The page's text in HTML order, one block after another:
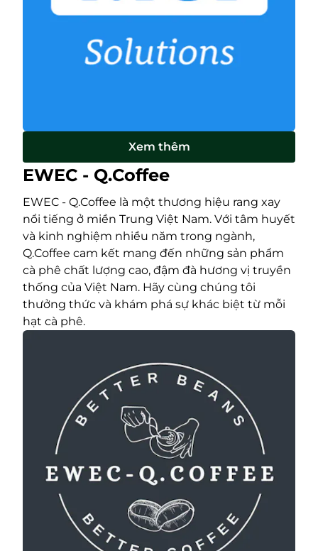
Xem thêm
EWEC - Q.Coffee
EWEC - Q.Coffee là một thương hiệu rang xay
nổi tiếng ở miền Trung Việt Nam. Với tâm huyết
và kinh nghiệm nhiều năm trong ngành,
Q.Coffee cam kết mang đến những sản phẩm
cà phê chất lượng cao, đậm đà hương vị truyền
thống của Việt Nam. Hãy cùng chúng tôi
thưởng thức và khám phá sự khác biệt từ mỗi
hạt cà phê.